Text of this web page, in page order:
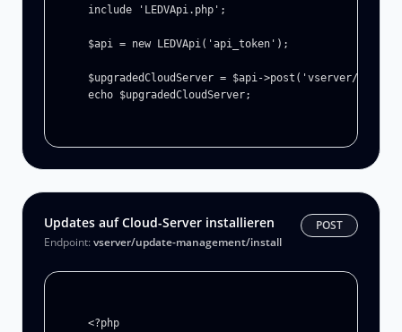
include 'LEDVApi.php';
$api = new LEDVApi('api_token');
$upgradedCloudServer = $api->post('vserver/
echo $upgradedCloudServer;
Updates auf Cloud-Server installieren
Endpoint:vserver/update-management/install
POST
<?php